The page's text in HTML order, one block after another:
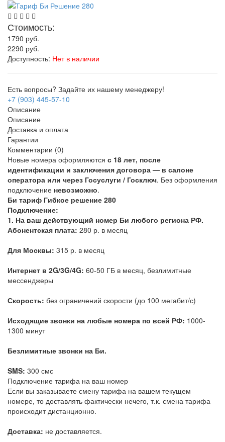
Стоимость:
1790 руб.
2290 руб.
Доступность: Нет в наличии
Есть вопросы? Задайте их нашему менеджеру!
+7 (903) 445-57-10
Описание
Описание
Доставка и оплата
Гарантии
Комментарии (0)
Новые номера оформляются с 18 лет, после
идентификации и заключения договора — в салоне
оператора или через Госуслуги / Госключ. Без оформления
подключение невозможно.
Би тариф Гибкое решение 280
Подключение:
1. На ваш действующий номер Би любого региона РФ.
Абонентская плата: 280 р. в месяц
Для Москвы: 315 р. в месяц
Интернет в 2G/3G/4G: 60-50 ГБ в месяц, безлимитные
мессенджеры
Скорость: без ограничений скорости (до 100 мегабит/с)
Исходящие звонки на любые номера по всей РФ: 1000-
1300 минут
Безлимитные звонки на Би.
SMS: 300 смс
Подключение тарифа на ваш номер
Если вы заказываете смену тарифа на вашем текущем
номере, то доставлять фактически нечего, т.к. смена тарифа
происходит дистанционно.
Доставка: не доставляется.